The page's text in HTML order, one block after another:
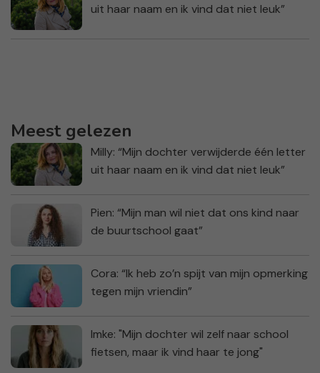
uit haar naam en ik vind dat niet leuk”
Meest gelezen
Milly: “Mijn dochter verwijderde één letter
uit haar naam en ik vind dat niet leuk”
Pien: “Mijn man wil niet dat ons kind naar
de buurtschool gaat”
Cora: “Ik heb zo’n spijt van mijn opmerking
tegen mijn vriendin”
Imke: "Mijn dochter wil zelf naar school
fietsen, maar ik vind haar te jong"